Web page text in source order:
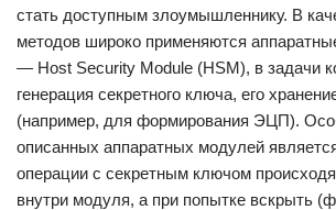
стать доступным злоумышленнику. В
методов широко применяются
— Host Security Module (HSM), в задачи
генерация секретного ключа, его
(например, для формирования ЭЦП).
описанных аппаратных модулей
операции с секретным ключом
внутри модуля, а при попытке вскрыть